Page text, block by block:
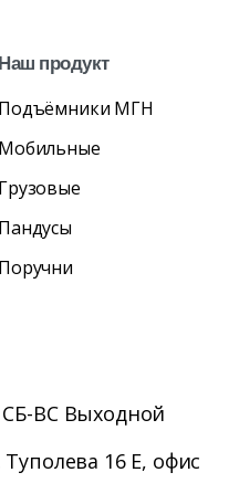
Наш продукт
Подъёмники МГН
Мобильные
Грузовые
Пандусы
Поручни
СБ-ВС Выходной
16 Е, офис